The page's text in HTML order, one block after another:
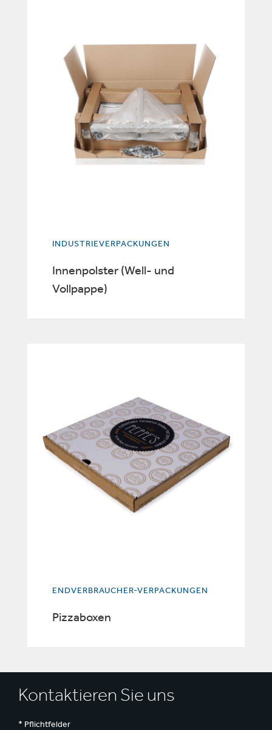
INDUSTRIEVERPACKUNGEN
Innenpolster (Well- und
Vollpappe)
ENDVERBRAUCHER-VERPACKUNGEN
Pizzaboxen
Kontaktieren Sie uns
* Pflichtfelder